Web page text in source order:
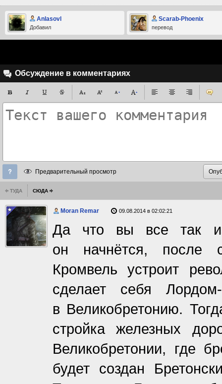
Anlasovl
Добавил
Scarab-Phoenix
перевод
Обсуждение в комментариях
Предварительный просмотр
ТУДА СЮДА
Moran Remar 09.08.2014 в 02:02:21
Да что вы все так
он начнётся, после
Кромвель устроит
сделает себя
в Великобретонию.
стройка железных
Великобретонии, где
будет создан